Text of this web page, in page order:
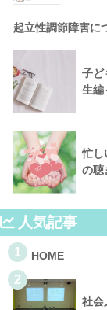
起立性調節障害に
子ど
生編
忙し
の聴
人気記事
1 HOME
2
社会